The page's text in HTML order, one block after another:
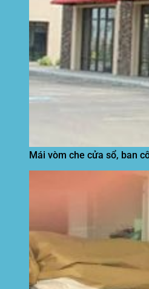
Mái vòm che cửa sổ, ban